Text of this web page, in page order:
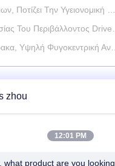
Φυγοκεντρική Αντλία
Drive/Συζευκτήρας Drive
Φυγοκεντρική Αντλία Ροής
zhou
12:01 PM
what product are you looking